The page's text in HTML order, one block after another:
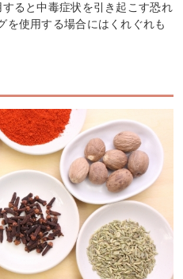
ると中毒症状を引き起こす恐れ
を使用する場合にはくれぐれも